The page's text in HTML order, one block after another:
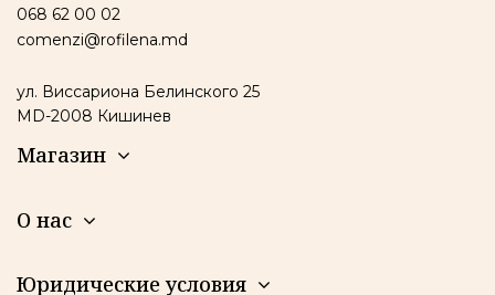
Магазин
О нас
Юридические условия
068 62 00 02
comenzi@rofilena.md
ул. Виссариона Белинского 25
MD-2008 Кишинев